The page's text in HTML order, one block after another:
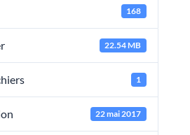
168
22.54 MB
1
22 mai 2017